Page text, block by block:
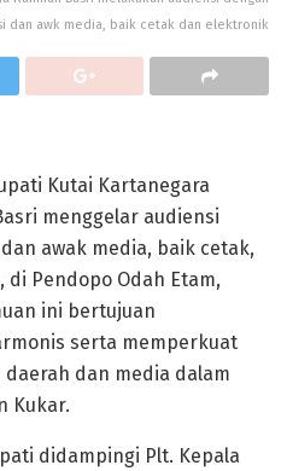
dan awk media, baik cetak dan elektronik
Kutai Kartanegara
menggelar audiensi
awak media, baik cetak,
Pendopo Odah Etam,
ini bertujuan
serta memperkuat
dan media dalam
Kukar.
didampingi Plt. Kepala